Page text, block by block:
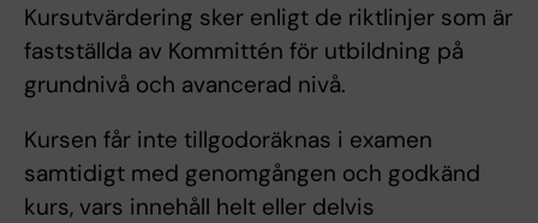
Kursutvärdering sker enligt de riktlinjer som är
fastställda av Kommittén för utbildning på
grundnivå och avancerad nivå.
Kursen får inte tillgodoräknas i examen
samtidigt med genomgången och godkänd
kurs, vars innehåll helt eller delvis